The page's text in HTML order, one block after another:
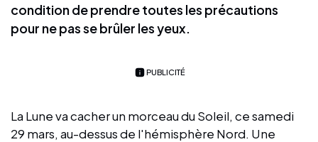
condition de prendre toutes les précautions
pour ne pas se brûler les yeux.
PUBLICITÉ
La Lune va cacher un morceau du Soleil, ce samedi
29 mars, au-dessus de l'hémisphère Nord. Une